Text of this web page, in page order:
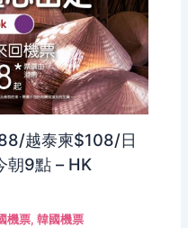
越泰柬$108/日
朝9點 – HK
機票,韓國機票